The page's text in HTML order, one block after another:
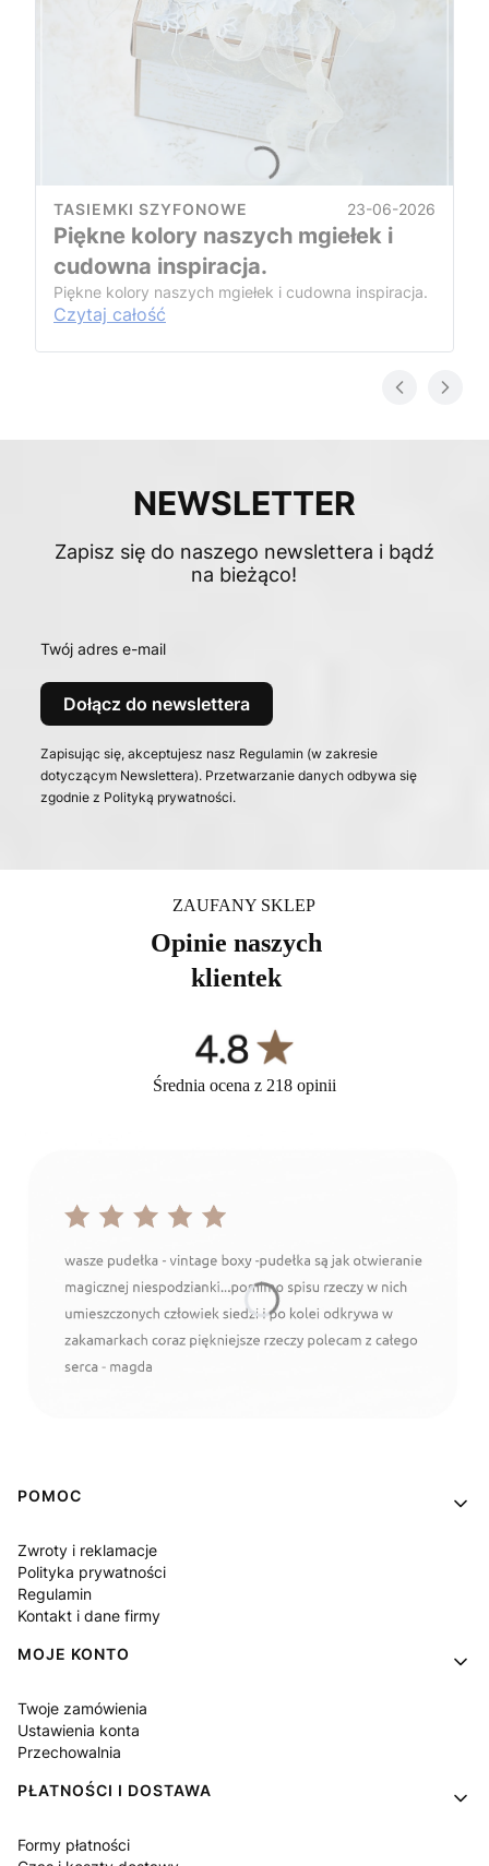
TASIEMKI SZYFONOWE 23-06-2026
Piękne kolory naszych mgiełek i
cudowna inspiracja.
Piękne kolory naszych mgiełek i cudowna inspiracja.
Czytaj całość
NEWSLETTER
Zapisz się do naszego newslettera i bądź
na bieżąco!
Twój adres e-mail
Dołącz do newslettera
Zapisując się, akceptujesz nasz Regulamin (w zakresie
dotyczącym Newslettera). Przetwarzanie danych odbywa się
zgodnie z Polityką prywatności.
ZAUFANY SKLEP
Opinie naszych
klientek
Średnia ocena z 218 opinii
Linki w stopce
POMOC
Zwroty i reklamacje
Polityka prywatności
Regulamin
Kontakt i dane firmy
MOJE KONTO
Twoje zamówienia
Ustawienia konta
Przechowalnia
PŁATNOŚCI I DOSTAWA
Formy płatności